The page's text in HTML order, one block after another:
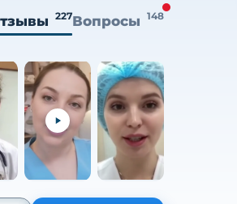
227Вопросы 148